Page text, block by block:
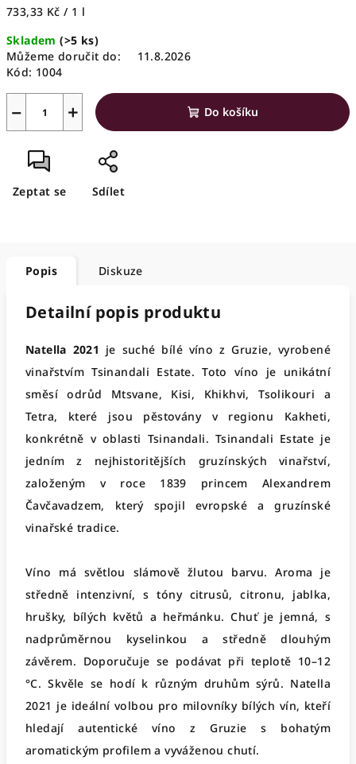
Měrná
733,33 Kč / 1 l
Skladem(>5 ks)
Můžeme doručit do:
11.8.2026
Kód: 1004
+
− Do košíku
Zeptat se Sdílet
Popis Diskuze
Detailní popis produktu
Natella 2021 je suché bílé víno z Gruzie, vyrobené
vinařstvím Tsinandali Estate. Toto víno je unikátní
směsí odrůd Mtsvane, Kisi, Khikhvi, Tsolikouri a
Tetra, které jsou pěstovány v regionu Kakheti,
konkrétně v oblasti Tsinandali. Tsinandali Estate je
jedním z nejhistoritějších gruzínských vinařství,
založeným v roce 1839 princem Alexandrem
Čavčavadzem, který spojil evropské a gruzínské
vinařské tradice.
Víno má světlou slámově žlutou barvu. Aroma je
středně intenzivní, s tóny citrusů, citronu, jablka,
hrušky, bílých květů a heřmánku. Chuť je jemná, s
nadprůměrnou kyselinkou a středně dlouhým
závěrem. Doporučuje se podávat při teplotě 10–12
°C. Skvěle se hodí k různým druhům sýrů. Natella
2021 je ideální volbou pro milovníky bílých vín, kteří
hledají autentické víno z Gruzie s bohatým
aromatickým profilem a vyváženou chutí.